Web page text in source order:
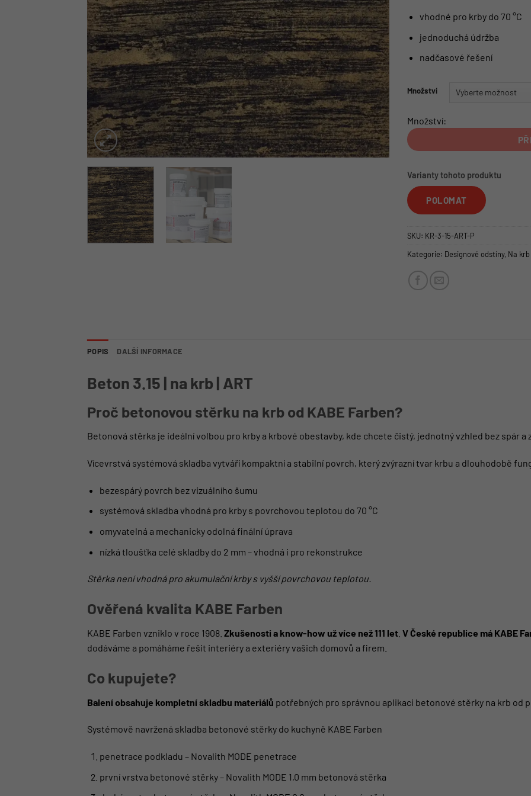
vhodné pro krby do 70 °C
jednoduchá údržba
nadčasové řešení
Množství
Množství:
Varianty tohoto produktu
POLOMAT
SKU: KR-3-15-ART-P
Kategorie: Designové odstíny, Na krb
POPIS DALŠÍ INFORMACE
Beton 3.15 | na krb | ART
Proč betonovou stěrku na krb od KABE Farben?
Betonová stěrka je ideální volbou pro krby a krbové obestavby, kde chcete čistý, jednotný vzhled bez spár a
Vícevrstvá systémová skladba vytváří kompaktní a stabilní povrch, který zvýrazní tvar krbu a dlouhodobě
bezespárý povrch bez vizuálního šumu
systémová skladba vhodná pro krby s povrchovou teplotou do 70 °C
omyvatelná a mechanicky odolná finální úprava
nízká tloušťka celé skladby do 2 mm – vhodná i pro rekonstrukce
Stěrka není vhodná pro akumulační krby s vyšší povrchovou teplotou.
Ověřená kvalita KABE Farben
KABE Farben vzniklo v roce 1908. Zkušenosti a know-how už více než 111 let V České republice má KABE
dodáváme a pomáháme řešit interiéry a exteriéry vašich domovů a firem.
Co kupujete?
Balení obsahuje kompletní skladbu materiálů potřebných pro správnou aplikaci betonové stěrky na krb od
Systémově navržená skladba betonové stěrky do kuchyně KABE Farben
penetrace podkladu – Novalith MODE penetrace
první vrstva betonové stěrky – Novalith MODE 1,0 mm betonová stěrka